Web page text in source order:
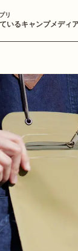
リ
いるキャンプメディ